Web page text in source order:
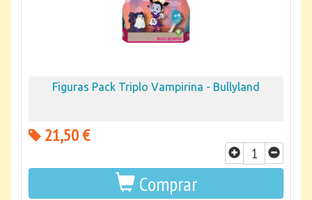
Figuras Pack Triplo Vampirina - Bullyland
21,50 €
Comprar